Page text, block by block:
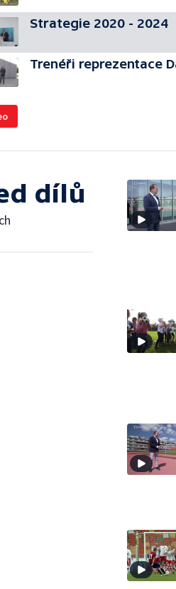
Strategie 2020 - 2024
Trenéři reprezentace
dílů